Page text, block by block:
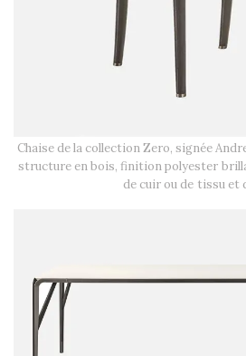
Chaise de la collection Zero, signée
structure en bois, finition polyester
de cuir ou de tissu et